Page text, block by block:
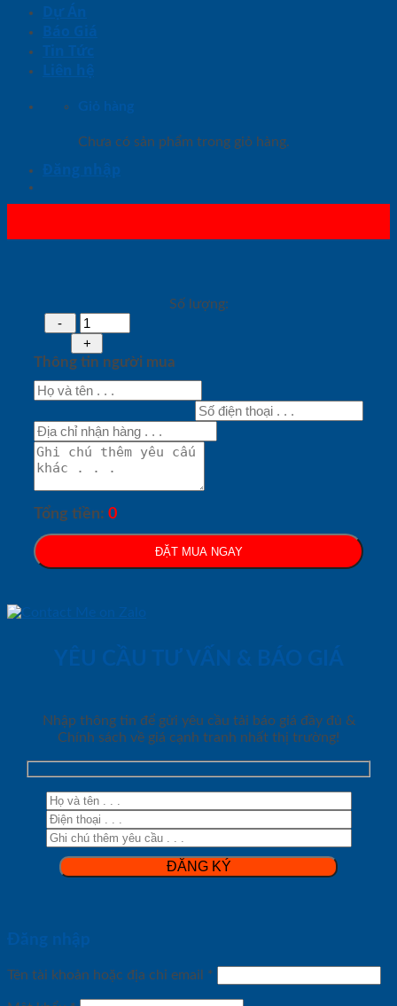
Dự Án
Báo Giá
Tin Tức
Liên hệ
Giỏ hàng
Chưa có sản phẩm trong giỏ hàng.
Đăng nhập
Số lượng:
Thông tin người mua
Tổng tiền: 0
ĐẶT MUA NGAY
YÊU CẦU TƯ VẤN & BÁO GIÁ
Nhập thông tin để gửi yêu cầu tải báo giá đầy đủ &
Chính sách về giá cạnh tranh nhất thị trường!
Đăng nhập
Tên tài khoản hoặc địa chỉ email *